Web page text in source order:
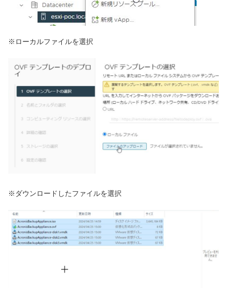
※ローカルファイルを選択
※ダウンロードしたファイルを選択